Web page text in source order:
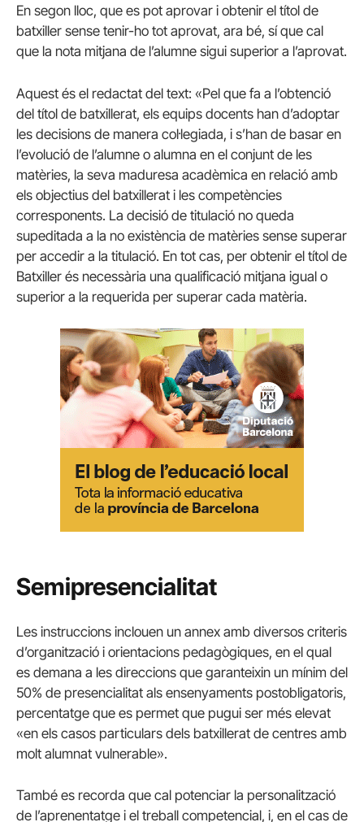
En segon lloc, que es pot aprovar i obtenir el títol de
batxiller sense tenir-ho tot aprovat, ara bé, sí que cal
que la nota mitjana de l’alumne sigui superior a l’aprovat.
Aquest és el redactat del text: «Pel que fa a l’obtenció
del títol de batxillerat, els equips docents han d’adoptar
les decisions de manera col·legiada, i s’han de basar en
l’evolució de l’alumne o alumna en el conjunt de les
matèries, la seva maduresa acadèmica en relació amb
els objectius del batxillerat i les competències
corresponents. La decisió de titulació no queda
supeditada a la no existència de matèries sense superar
per accedir a la titulació. En tot cas, per obtenir el títol de
Batxiller és necessària una qualificació mitjana igual o
superior a la requerida per superar cada matèria.
Semipresencialitat
Les instruccions inclouen un annex amb diversos criteris
d’organització i orientacions pedagògiques, en el qual
es demana a les direccions que garanteixin un mínim del
50% de presencialitat als ensenyaments postobligatoris,
percentatge que es permet que pugui ser més elevat
«en els casos particulars dels batxillerat de centres amb
molt alumnat vulnerable».
També es recorda que cal potenciar la personalització
de l’aprenentatge i el treball competencial, i, en el cas de